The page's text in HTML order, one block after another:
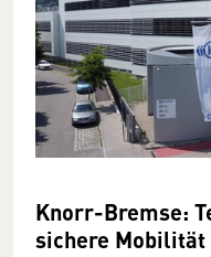
Knorr-Bremse:
sichere Mobilität